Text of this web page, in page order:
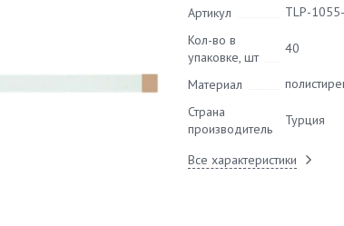
Артикул
TLP-
Кол-во в
упаковке, шт
40
Материал
Страна
производитель
Турция
Все характеристики